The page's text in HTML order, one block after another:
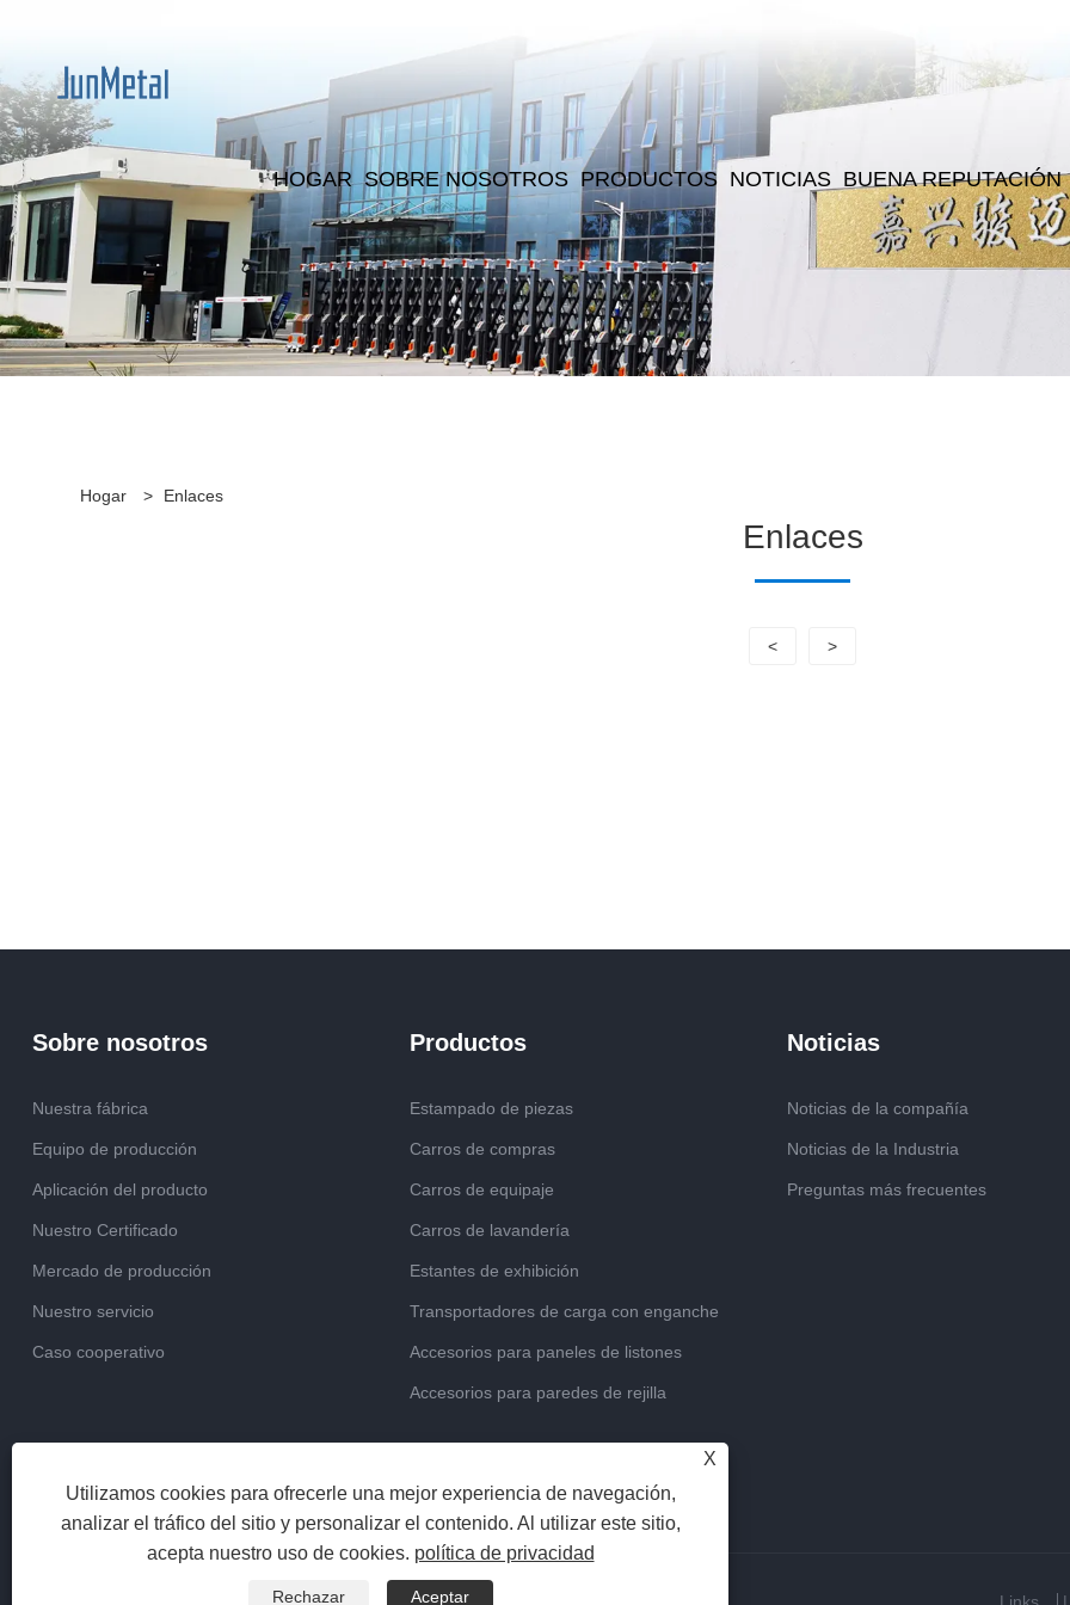
HOGAR SOBRE NOSOTROS PRODUCTOS NOTICIAS BUENA REPUTACIÓN
Hogar > Enlaces
Enlaces
< >
Sobre nosotros
Nuestra fábrica
Equipo de producción
Aplicación del producto
Nuestro Certificado
Mercado de producción
Nuestro servicio
Caso cooperativo
Productos
Estampado de piezas
Carros de compras
Carros de equipaje
Carros de lavandería
Estantes de exhibición
Transportadores de carga con enganche
Accesorios para paneles de listones
Accesorios para paredes de rejilla
Noticias
Noticias de la compañía
Noticias de la Industria
Preguntas más frecuentes
Copyright © 2023 Jiaxing Junmetal Technology Co., Ltd. Reservados todos los derechos Links |
X
Utilizamos cookies para ofrecerle una mejor experiencia de navegación,
analizar el tráfico del sitio y personalizar el contenido. Al utilizar este sitio,
acepta nuestro uso de cookies. política de privacidad
Rechazar Aceptar